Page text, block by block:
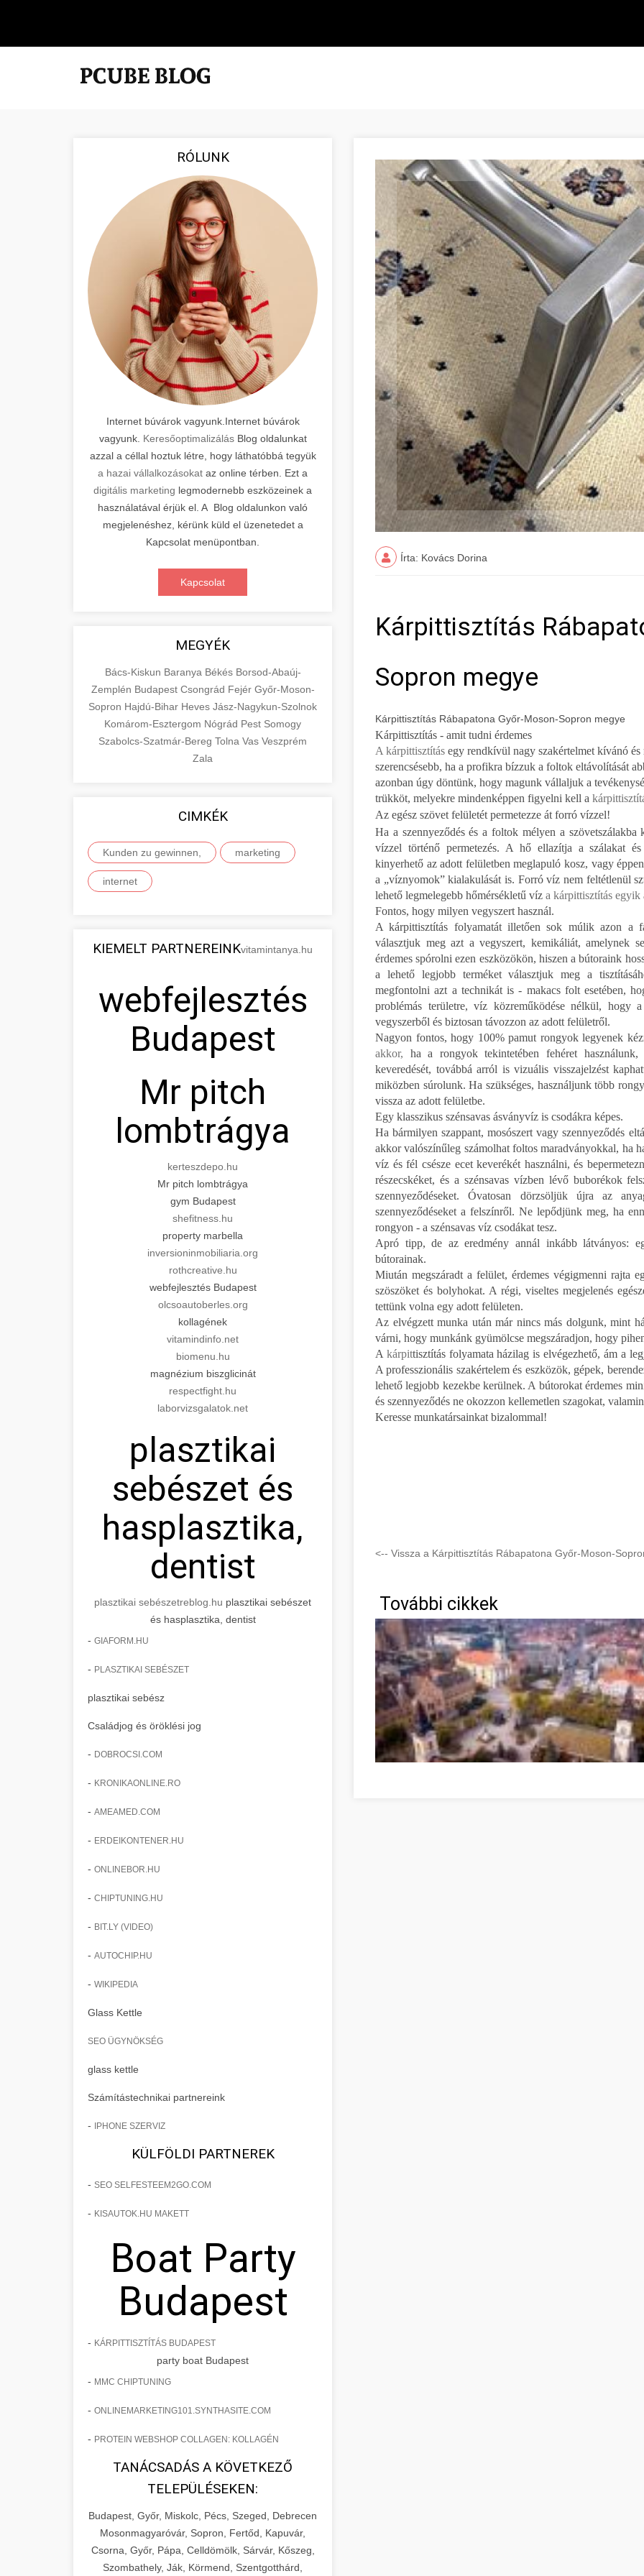
RÓLUNK
Internet búvárok vagyunk.Internet búvárok
vagyunk. KeresőoptimalizálásBlog oldalunkat
azzal a céllal hoztuk létre, hogy láthatóbbá tegyük
a hazai vállalkozásokat az online térben. Ezt a
digitális marketing legmodernebb eszközeinek a
használatával érjük el. A Blog oldalunkon való
megjelenéshez, kérünk küld el üzenetedet a
Kapcsolat menüpontban.
Kapcsolat
MEGYÉK
Bács-Kiskun Baranya Békés Borsod-Abaúj-
Zemplén Budapest Csongrád Fejér Győr-Moson-
Sopron Hajdú-Bihar Heves Jász-Nagykun-Szolnok
Komárom-Esztergom Nógrád Pest Somogy
Szabolcs-Szatmár-Bereg Tolna Vas Veszprém
Zala
CIMKÉK
Kunden zu gewinnen, marketing
internet
KIEMELT PARTNEREINKvitamintanya.hu
webfejlesztés
Budapest
Mr pitch
lombtrágya
kerteszdepo.hu
Mr pitch lombtrágya
gym Budapest
shefitness.hu
property marbella
inversioninmobiliaria.org
rothcreative.hu
webfejlesztés Budapest
olcsoautoberles.org
kollagének
vitamindinfo.net
biomenu.hu
magnézium biszglicinát
respectfight.hu
laborvizsgalatok.net
plasztikai
sebészet és
hasplasztika,
dentist
plasztikai sebészetreblog.hu plasztikai sebészet
és hasplasztika, dentist
- GIAFORM.HU
- PLASZTIKAI SEBÉSZET
plasztikai sebész
Családjog és öröklési jog
- DOBROCSI.COM
- KRONIKAONLINE.RO
- AMEAMED.COM
- ERDEIKONTENER.HU
- ONLINEBOR.HU
- CHIPTUNING.HU
- BIT.LY (VIDEO)
- AUTOCHIP.HU
- WIKIPEDIA
Glass Kettle
SEO ÜGYNÖKSÉG
glass kettle
Számítástechnikai partnereink
- IPHONE SZERVIZ
KÜLFÖLDI PARTNEREK
- SEO SELFESTEEM2GO.COM
- KISAUTOK.HU MAKETT
Boat Party
Budapest
- KÁRPITTISZTÍTÁS BUDAPEST
party boat Budapest
- MMC CHIPTUNING
- ONLINEMARKETING101.SYNTHASITE.COM
- PROTEIN WEBSHOP COLLAGEN: KOLLAGÉN
TANÁCSADÁS A KÖVETKEZŐ
TELEPÜLÉSEKEN:
Budapest, Győr, Miskolc, Pécs, Szeged, Debrecen
Mosonmagyaróvár, Sopron, Fertőd, Kapuvár,
Csorna, Győr, Pápa, Celldömölk, Sárvár, Kőszeg,
Szombathely, Ják, Körmend, Szentgotthárd,
Írta: Kovács Dorina
Kárpittisztítás
Sopron megye
Kárpittisztítás Rábapatona Győr-Moson-Sopron megye
Kárpittisztítás - amit tudni érdemes
A kárpittisztítás egy rendkívül nagy szakértelmet kívánó
szerencsésebb, ha a profikra bízzuk a foltok eltávolítását
azonban úgy döntünk, hogy magunk vállaljuk a
trükköt, melyekre mindenképpen figyelni kell a
Az egész szövet felületét permetezze át forró vízzel!
Ha a szennyeződés és a foltok mélyen a
vízzel történő permetezés. A hő ellazítja a szálakat
kinyerhető az adott felületben meglapuló kosz, vagy
a „víznyomok” kialakulását is. Forró víz nem feltétlenül
lehető legmelegebb hőmérsékletű víz a kárpittisztítás egyik
Fontos, hogy milyen vegyszert használ.
A kárpittisztítás folyamatát illetően sok múlik azon a
választjuk meg azt a vegyszert, kemikáliát, amelynek
érdemes spórolni ezen eszközökön, hiszen a bútoraink
a lehető legjobb terméket választjuk meg a
megfontolni azt a technikát is - makacs folt esetében,
problémás területre, víz közreműködése nélkül, hogy
vegyszerből és biztosan távozzon az adott felületről.
Nagyon fontos, hogy 100% pamut rongyok legyenek
akkor, ha a rongyok tekintetében fehéret
keveredését, továbbá arról is vizuális visszajelzést
miközben súrolunk. Ha szükséges, használjunk több
vissza az adott felületbe.
Egy klasszikus szénsavas ásványvíz is csodákra képes.
Ha bármilyen szappant, mosószert vagy szennyeződés
akkor valószínűleg számolhat foltos maradványokkal, ha
víz és fél csésze ecet keverékét használni, és
részecskéket, és a szénsavas vízben lévő buborékok
szennyeződéseket. Óvatosan dörzsöljük újra az
szennyeződéseket a felszínről. Ne lepődjünk meg, ha
rongyon - a szénsavas víz csodákat tesz.
Apró tipp, de az eredmény annál inkább látványos:
bútorainak.
Miután megszáradt a felület, érdemes végigmenni rajta
szöszöket és bolyhokat. A régi, viseltes megjelenés
tettünk volna egy adott felületen.
Az elvégzett munka után már nincs más dolgunk, mint
várni, hogy munkánk gyümölcse megszáradjon, hogy
A kárpittisztítás folyamata házilag is elvégezhető, ám a
A professzionális szakértelem és eszközök, gépek,
lehető legjobb kezekbe kerülnek. A bútorokat érdemes
és szennyeződés ne okozzon kellemetlen szagokat,
Keresse munkatársainkat bizalommal!
<-- Vissza a Kárpittisztítás Rábapatona Győr-Moson-
További cikkek